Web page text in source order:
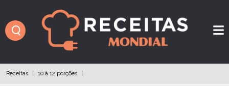
Receitas 10 à 12 porções